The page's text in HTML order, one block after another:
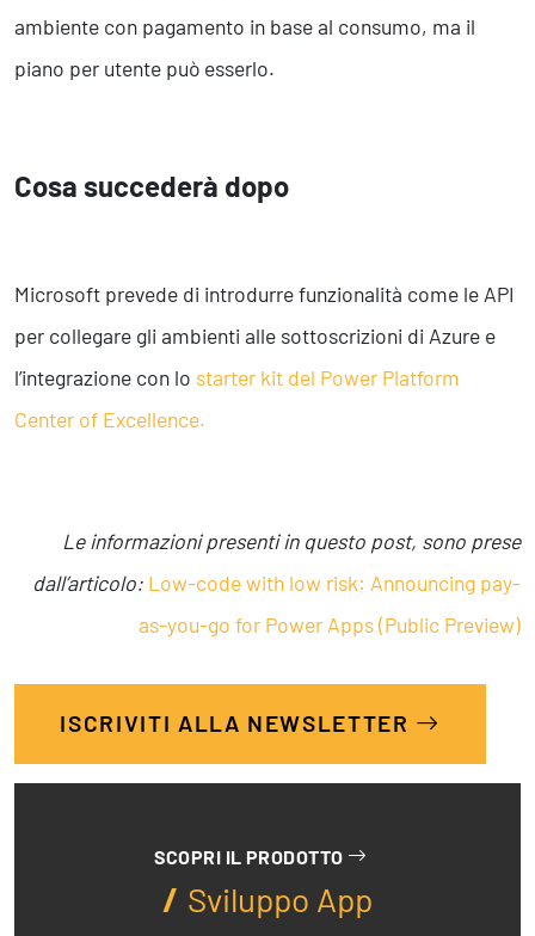
ambiente con pagamento in base al consumo, ma il
piano per utente può esserlo.
Cosa succederà dopo
Microsoft prevede di introdurre funzionalità come le API
per collegare gli ambienti alle sottoscrizioni di Azure e
l’integrazione con lo starter kit del Power Platform
Center of Excellence.
Le informazioni presenti in questo post, sono prese
dall’articolo: Low-code with low risk: Announcing pay-
as-you-go for Power Apps (Public Preview)
ISCRIVITI ALLA NEWSLETTER
SCOPRI IL PRODOTTO
Sviluppo App